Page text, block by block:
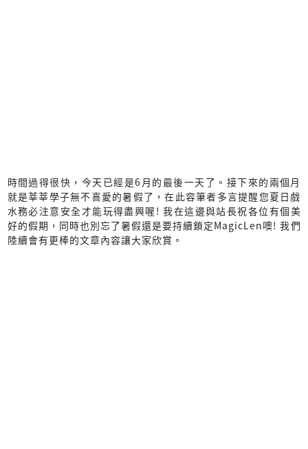
時間過得很快，今天已經是6月的最後一天了。接下來的兩個月
就是莘莘學子無不喜愛的暑假了，在此容筆者多言提醒您夏日戲
水務必注意安全才能玩得盡興喔! 我在這邊與站長祝各位有個美
好的假期，同時也別忘了暑假還是要持續鎖定MagicLen噢! 我們
陸續會有更棒的文章內容讓大家欣賞。